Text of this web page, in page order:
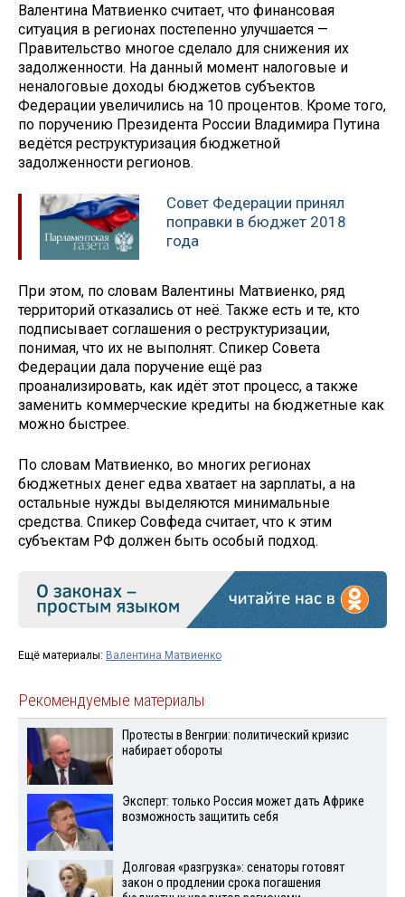
Валентина Матвиенко считает, что финансовая
ситуация в регионах постепенно улучшается —
Правительство многое сделало для снижения их
задолженности. На данный момент налоговые и
неналоговые доходы бюджетов субъектов
Федерации увеличились на 10 процентов. Кроме того,
по поручению Президента России Владимира Путина
ведётся реструктуризация бюджетной
задолженности регионов.
Совет Федерации принял
поправки в бюджет 2018
года
При этом, по словам Валентины Матвиенко, ряд
территорий отказались от неё. Также есть и те, кто
подписывает соглашения о реструктуризации,
понимая, что их не выполнят. Спикер Совета
Федерации дала поручение ещё раз
проанализировать, как идёт этот процесс, а также
заменить коммерческие кредиты на бюджетные как
можно быстрее.
По словам Матвиенко, во многих регионах
бюджетных денег едва хватает на зарплаты, а на
остальные нужды выделяются минимальные
средства. Спикер Совфеда считает, что к этим
субъектам РФ должен быть особый подход.
Ещё материалы: Валентина Матвиенко
Рекомендуемые материалы
Протесты в Венгрии: политический кризис
набирает обороты
Эксперт: только Россия может дать Африке
возможность защитить себя
Долговая «разгрузка»: сенаторы готовят
закон о продлении срока погашения